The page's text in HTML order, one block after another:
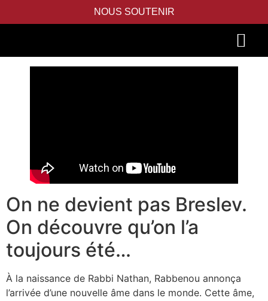
NOUS SOUTENIR
On ne devient pas Breslev.
On découvre qu’on l’a
toujours été…
À la naissance de Rabbi Nathan, Rabbenou annonça
l’arrivée d’une nouvelle âme dans le monde. Cette âme,